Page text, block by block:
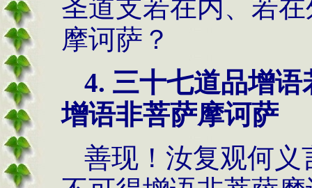
圣道支若在内、若
摩诃萨？
4. 三十七道品增
增语非菩萨摩诃萨
善现！汝复观何